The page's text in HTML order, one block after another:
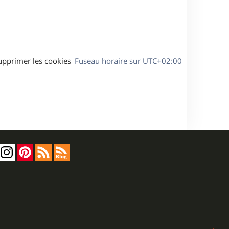
Fuseau horaire sur UTC+02:00
les cookies